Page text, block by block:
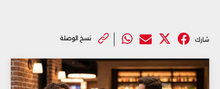
شارك نسخ الوصلة